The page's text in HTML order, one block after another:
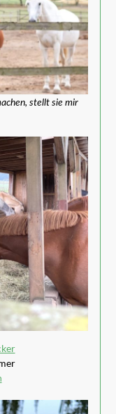
stellt sie mir